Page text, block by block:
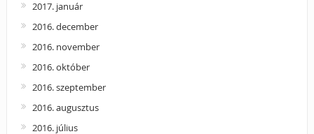
2017. január
2016. december
2016. november
2016. október
2016. szeptember
2016. augusztus
2016. július